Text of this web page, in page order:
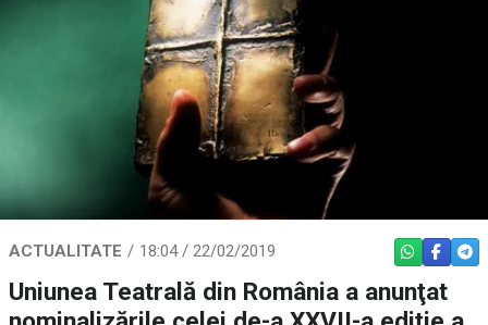
ACTUALITATE 18:04 / 22/02/2019 WHATSAPP
Uniunea Teatrală din România a anunţat